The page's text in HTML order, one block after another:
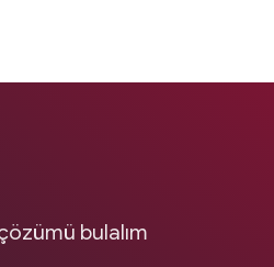
bulalım